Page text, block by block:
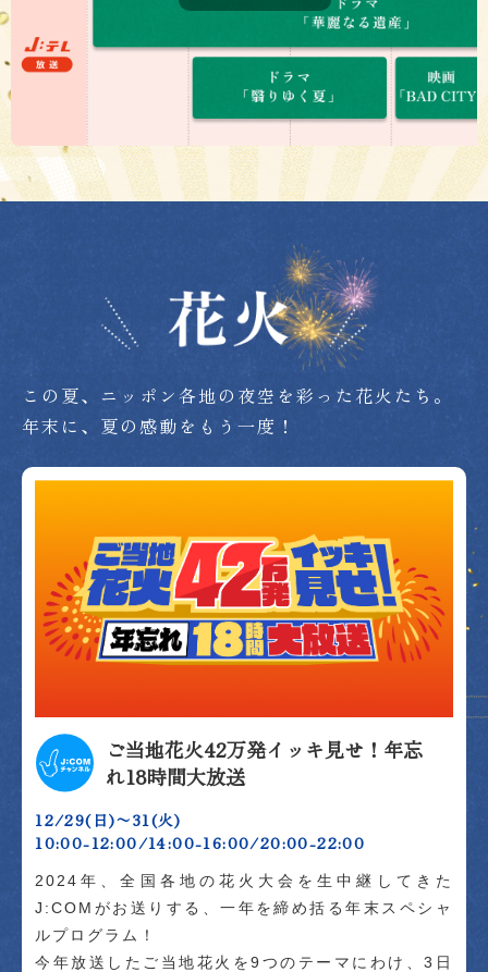
この夏、ニッポン各地の夜空を彩った花火たち。
年末に、夏の感動をもう一度！
ご当地花火42万発イッキ見せ！年忘
れ18時間大放送
12/29(日)〜31(火)
10:00-12:00/14:00-16:00/20:00-22:00
2024年、全国各地の花火大会を生中継してきた
J:COMがお送りする、一年を締め括る年末スペシャ
ルプログラム！
今年放送したご当地花火を9つのテーマにわけ、3日